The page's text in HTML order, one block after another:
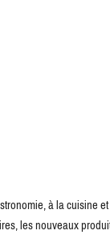
à la cuisine
les nouveaux